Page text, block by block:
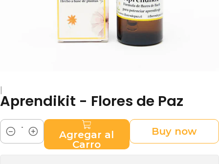
Aprendikit - Flores de Paz
Cantidad
Agregar al
Carro
Buy now